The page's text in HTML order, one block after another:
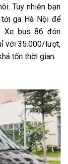
Tuy nhiên bạn
ga Hà Nội để
Xe bus 86 đón
với 35.000/lượt,
tốn thời gian.